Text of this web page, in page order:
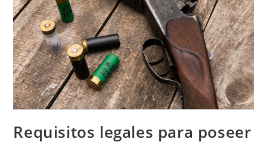
Requisitos legales para poseer